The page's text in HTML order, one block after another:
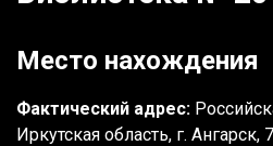
Место нахождения
Фактический адрес:
Иркутская область, г.